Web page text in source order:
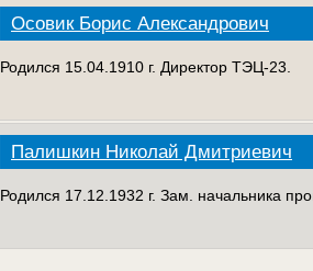
Осовик Борис Александрович
Родился 15.04.1910 г. Директор ТЭЦ-23.
Палишкин Николай Дмитриевич
Родился 17.12.1932 г. Зам. начальника